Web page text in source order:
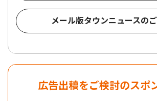
メール版タウンニュースの
広告出稿をご検討のスポ